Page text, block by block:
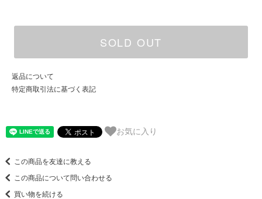
SOLD OUT
返品について
特定商取引法に基づく表記
お気に入り
この商品を友達に教える
この商品について問い合わせる
買い物を続ける